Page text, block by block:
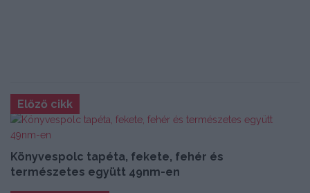
Előző cikk
Könyvespolc tapéta, fekete, fehér és
természetes együtt 49nm-en